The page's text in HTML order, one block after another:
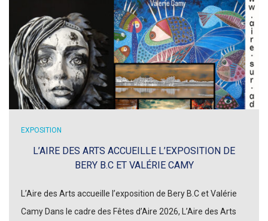
EXPOSITION
L’AIRE DES ARTS ACCUEILLE L’EXPOSITION DE
BERY B.C ET VALÉRIE CAMY
L’Aire des Arts accueille l’exposition de Bery B.C et Valérie
Camy Dans le cadre des Fêtes d’Aire 2026, L’Aire des Arts